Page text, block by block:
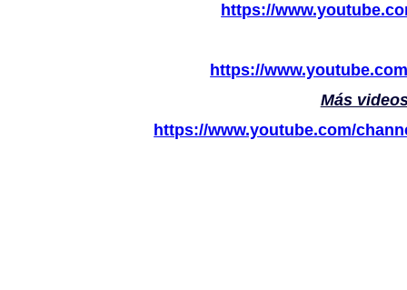
https://
https://
Más
https://www.youtube.com/